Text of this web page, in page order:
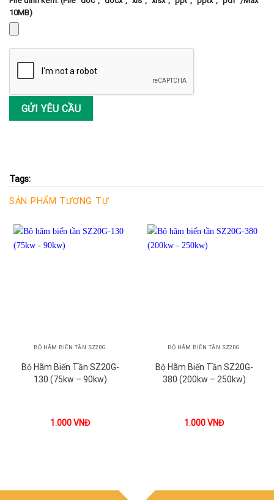
10MB)
Tags:
SẢN PHẨM TƯƠNG TỰ
BỘ HÃM BIẾN TẦN SZ20G
Bộ Hãm Biến Tần SZ20G-
130 (75kw – 90kw)
1.000VNĐ
BỘ HÃM BIẾN TẦN SZ20G
Bộ Hãm Biến Tần SZ20G-
380 (200kw – 250kw)
1.000VNĐ